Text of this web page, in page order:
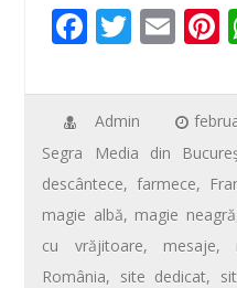
F
ac
e
b
o
o
k
T
wi
tt
er
E
m
ail
Admin
Segra Media din
descântece,farmece,
magie albă, magie neagră
cu vrăjitoare, mesaje,
România, site dedicat,